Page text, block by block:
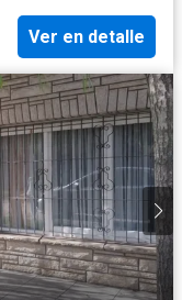
Ver en detalle